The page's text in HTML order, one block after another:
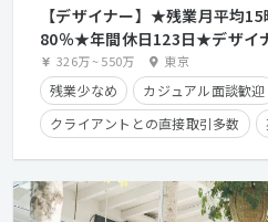
【デザイナー】★残業月平均
80％★年間休日123日★デザイ
積みながらディレクターも目指
と様々な案件を通して成長可能
326万~550万 東京
残業少なめ カジュアル面談歓迎
クライアントとの直接取引多数
産休・育休実績有り
長期休暇
残業手当有り
経験者優遇